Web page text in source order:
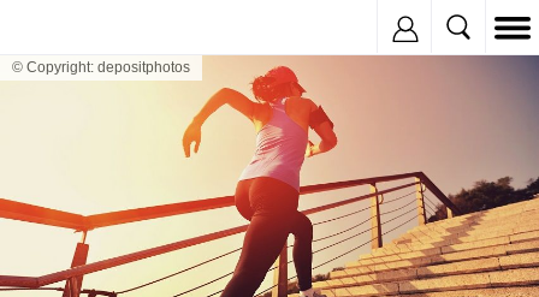
© Copyright: depositphotos